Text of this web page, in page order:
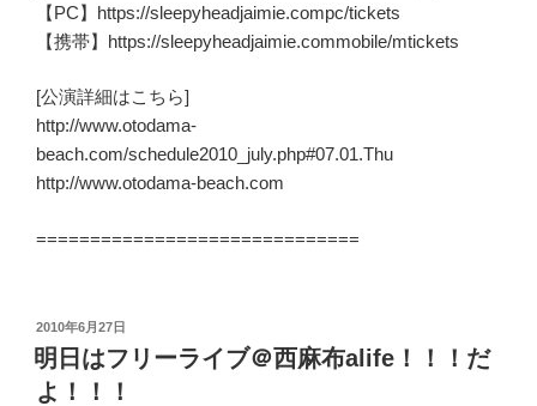
【PC】https://sleepyheadjaimie.compc/tickets
【携帯】https://sleepyheadjaimie.commobile/mtickets
[公演詳細はこちら]
http://www.otodama-
beach.com/schedule2010_july.php#07.01.Thu
http://www.otodama-beach.com
==============================
投
稿
日:
2010年6月27日
明日はフリーライブ＠西麻布alife！！！だ
よ！！！